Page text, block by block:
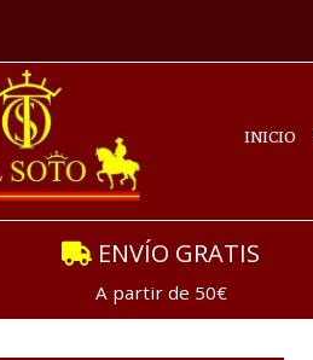
INICIO
ENVÍO GRATIS
A partir de 50€